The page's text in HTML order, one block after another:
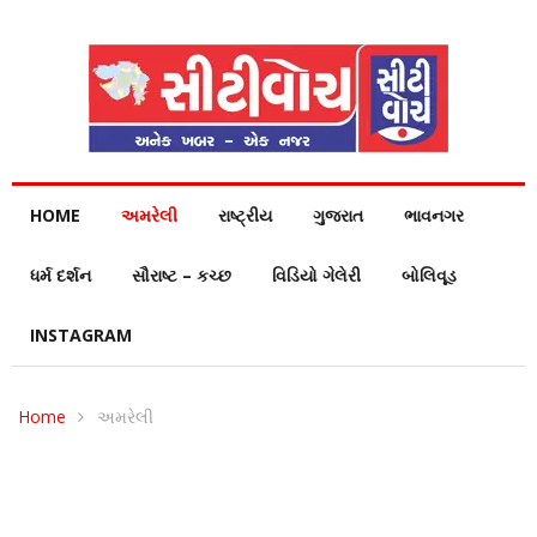
HOME અમરેલી રાષ્ટ્રીય ગુજરાત ભાવનગર
ધર્મ દર્શન સૌરાષ્ટ – કચ્છ વિડિયો ગેલેરી બોલિવૂડ
INSTAGRAM
Home અમરેલી